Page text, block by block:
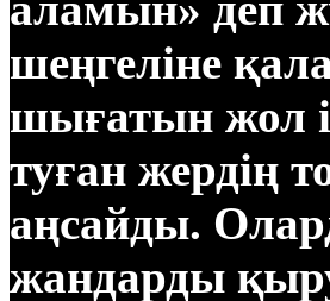
шеңгеліне
шығатын жол
туған жердің
аңсайды.
жандарды